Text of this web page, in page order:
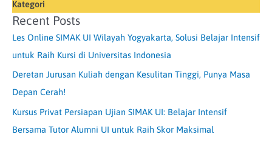
Kategori
Recent Posts
Les Online SIMAK UI Wilayah Yogyakarta, Solusi Belajar Intensif
untuk Raih Kursi di Universitas Indonesia
Deretan Jurusan Kuliah dengan Kesulitan Tinggi, Punya Masa
Depan Cerah!
Kursus Privat Persiapan Ujian SIMAK UI: Belajar Intensif
Bersama Tutor Alumni UI untuk Raih Skor Maksimal